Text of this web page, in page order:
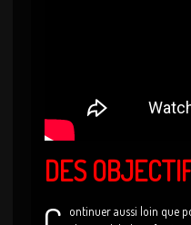
DES
ontinuer aussi loin que